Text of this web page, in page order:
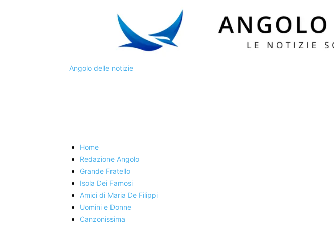
Angolo delle notizie
Home
Redazione Angolo
Grande Fratello
Isola Dei Famosi
Amici di Maria De Filippi
Uomini e Donne
Canzonissima